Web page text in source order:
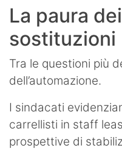
La paura
sostituzioni
Tra le questioni più
dell’automazione.
I sindacati
carrellisti in staff
prospettive di